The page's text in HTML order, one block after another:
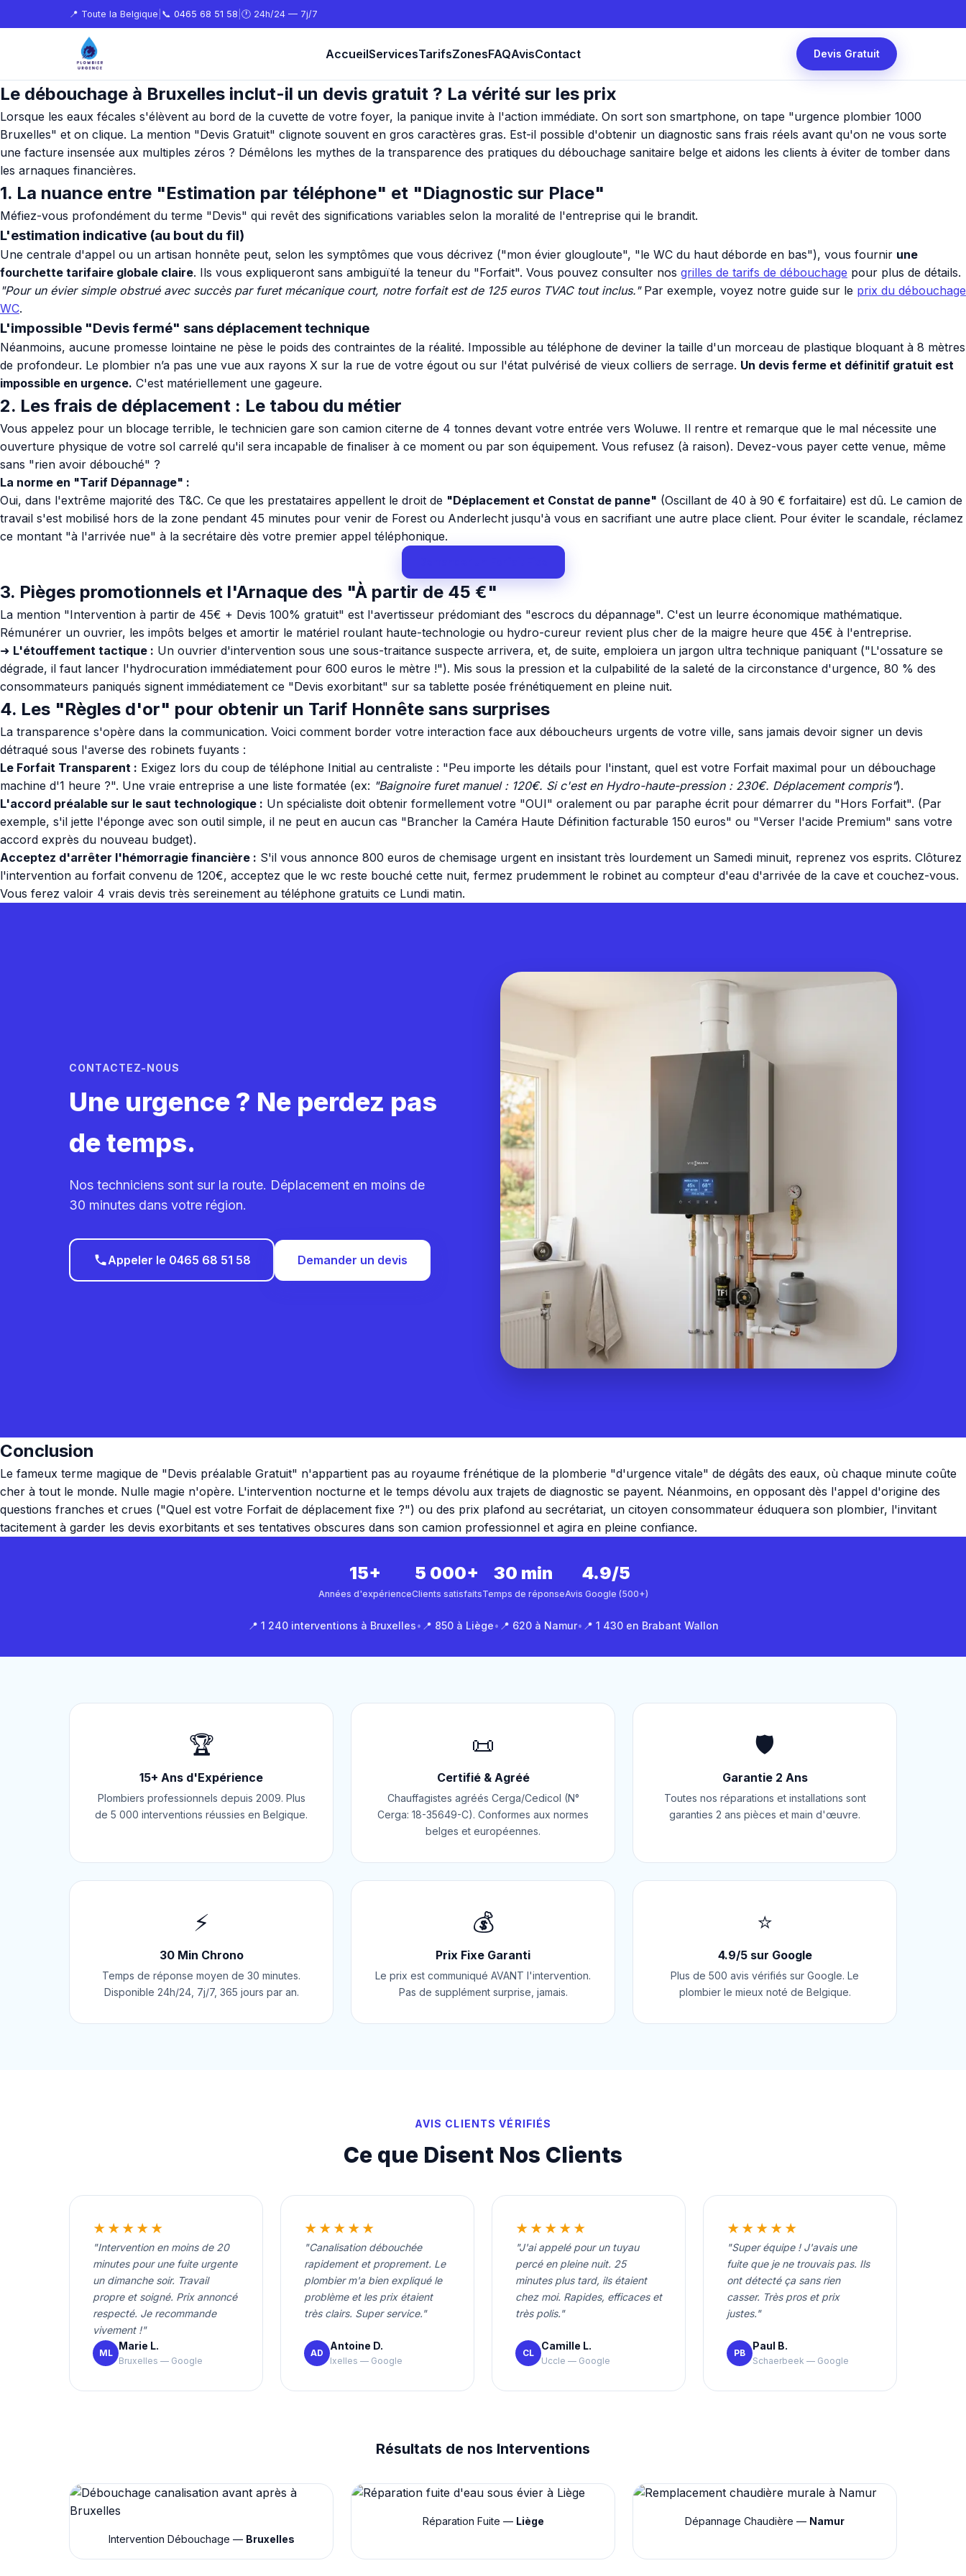
📍 Toute la Belgique 📞 0465 68 51 58 🕐 24h/24 — 7j/7
AccueilServicesTarifsZonesFAQAvisContact Devis Gratuit
Le débouchage à Bruxelles inclut-il un devis gratuit ? La vérité sur les prix
Lorsque les eaux fécales s'élèvent au bord de la cuvette de votre foyer, la panique invite à l'action immédiate. On sort son smartphone, on tape "urgence plombier 1000
Bruxelles" et on clique. La mention "Devis Gratuit" clignote souvent en gros caractères gras. Est-il possible d'obtenir un diagnostic sans frais réels avant qu'on ne vous sorte
une facture insensée aux multiples zéros ? Démêlons les mythes de la transparence des pratiques du débouchage sanitaire belge et aidons les clients à éviter de tomber dans
les arnaques financières.
1. La nuance entre "Estimation par téléphone" et "Diagnostic sur Place"
Méfiez-vous profondément du terme "Devis" qui revêt des significations variables selon la moralité de l'entreprise qui le brandit.
L'estimation indicative (au bout du fil)
Une centrale d'appel ou un artisan honnête peut, selon les symptômes que vous décrivez ("mon évier glougloute", "le WC du haut déborde en bas"), vous fournir une
fourchette tarifaire globale claire. Ils vous expliqueront sans ambiguïté la teneur du "Forfait". Vous pouvez consulter nos grilles de tarifs de débouchage pour plus de détails.
"Pour un évier simple obstrué avec succès par furet mécanique court, notre forfait est de 125 euros TVAC tout inclus."Par exemple, voyez notre guide sur le prix du débouchage
WC.
L'impossible "Devis fermé" sans déplacement technique
Néanmoins, aucune promesse lointaine ne pèse le poids des contraintes de la réalité. Impossible au téléphone de deviner la taille d'un morceau de plastique bloquant à 8 mètres
de profondeur. Le plombier n’a pas une vue aux rayons X sur la rue de votre égout ou sur l'état pulvérisé de vieux colliers de serrage. Un devis ferme et définitif gratuit est
impossible en urgence. C'est matériellement une gageure.
2. Les frais de déplacement : Le tabou du métier
Vous appelez pour un blocage terrible, le technicien gare son camion citerne de 4 tonnes devant votre entrée vers Woluwe. Il rentre et remarque que le mal nécessite une
ouverture physique de votre sol carrelé qu'il sera incapable de finaliser à ce moment ou par son équipement. Vous refusez (à raison). Devez-vous payer cette venue, même
sans "rien avoir débouché" ?
La norme en "Tarif Dépannage" :
Oui, dans l'extrême majorité des T&C. Ce que les prestataires appellent le droit de "Déplacement et Constat de panne" (Oscillant de 40 à 90 € forfaitaire) est dû. Le camion de
travail s'est mobilisé hors de la zone pendant 45 minutes pour venir de Forest ou Anderlecht jusqu'à vous en sacrifiant une autre place client. Pour éviter le scandale, réclamez
ce montant "à l'arrivée nue" à la secrétaire dès votre premier appel téléphonique.
3. Pièges promotionnels et l'Arnaque des "À partir de 45 €"
La mention "Intervention à partir de 45€ + Devis 100% gratuit" est l'avertisseur prédomiant des "escrocs du dépannage". C'est un leurre économique mathématique.
Rémunérer un ouvrier, les impôts belges et amortir le matériel roulant haute-technologie ou hydro-cureur revient plus cher de la maigre heure que 45€ à l'entreprise.
➜ L'étouffement tactique : Un ouvrier d'intervention sous une sous-traitance suspecte arrivera, et, de suite, emploiera un jargon ultra technique paniquant ("L'ossature se
dégrade, il faut lancer l'hydrocuration immédiatement pour 600 euros le mètre !"). Mis sous la pression et la culpabilité de la saleté de la circonstance d'urgence, 80 % des
consommateurs paniqués signent immédiatement ce "Devis exorbitant" sur sa tablette posée frénétiquement en pleine nuit.
4. Les "Règles d'or" pour obtenir un Tarif Honnête sans surprises
La transparence s'opère dans la communication. Voici comment border votre interaction face aux déboucheurs urgents de votre ville, sans jamais devoir signer un devis
détraqué sous l'averse des robinets fuyants :
Le Forfait Transparent : Exigez lors du coup de téléphone Initial au centraliste : "Peu importe les détails pour l'instant, quel est votre Forfait maximal pour un débouchage
machine d'1 heure ?". Une vraie entreprise a une liste formatée (ex: "Baignoire furet manuel : 120€. Si c'est en Hydro-haute-pression : 230€. Déplacement compris").
L'accord préalable sur le saut technologique : Un spécialiste doit obtenir formellement votre "OUI" oralement ou par paraphe écrit pour démarrer du "Hors Forfait". (Par
exemple, s'il jette l'éponge avec son outil simple, il ne peut en aucun cas "Brancher la Caméra Haute Définition facturable 150 euros" ou "Verser l'acide Premium" sans votre
accord exprès du nouveau budget).
Acceptez d'arrêter l'hémorragie financière : S'il vous annonce 800 euros de chemisage urgent en insistant très lourdement un Samedi minuit, reprenez vos esprits. Clôturez
l'intervention au forfait convenu de 120€, acceptez que le wc reste bouché cette nuit, fermez prudemment le robinet au compteur d'eau d'arrivée de la cave et couchez-vous.
Vous ferez valoir 4 vrais devis très sereinement au téléphone gratuits ce Lundi matin.
CONTACTEZ-NOUS
Une urgence ? Ne perdez pas
de temps.
Nos techniciens sont sur la route. Déplacement en moins de
30 minutes dans votre région.
Appeler le 0465 68 51 58 Demander un devis
Conclusion
Le fameux terme magique de "Devis préalable Gratuit" n'appartient pas au royaume frénétique de la plomberie "d'urgence vitale" de dégâts des eaux, où chaque minute coûte
cher à tout le monde. Nulle magie n'opère. L'intervention nocturne et le temps dévolu aux trajets de diagnostic se payent. Néanmoins, en opposant dès l'appel d'origine des
questions franches et crues ("Quel est votre Forfait de déplacement fixe ?") ou des prix plafond au secrétariat, un citoyen consommateur éduquera son plombier, l'invitant
tacitement à garder les devis exorbitants et ses tentatives obscures dans son camion professionnel et agira en pleine confiance.
15+
Années d'expérience
5 000+
Clients satisfaits
30 min
Temps de réponse
4.9/5
Avis Google (500+)
📍 1 240 interventions à Bruxelles• 📍 850 à Liège• 📍 620 à Namur• 📍 1 430 en Brabant Wallon
🏆
15+ Ans d'Expérience
Plombiers professionnels depuis 2009. Plus
de 5 000 interventions réussies en Belgique.
📜
Certifié & Agréé
Chauffagistes agréés Cerga/Cedicol (N°
Cerga: 18-35649-C). Conformes aux normes
belges et européennes.
🛡️
Garantie 2 Ans
Toutes nos réparations et installations sont
garanties 2 ans pièces et main d'œuvre.
⚡
30 Min Chrono
Temps de réponse moyen de 30 minutes.
Disponible 24h/24, 7j/7, 365 jours par an.
💰
Prix Fixe Garanti
Le prix est communiqué AVANT l'intervention.
Pas de supplément surprise, jamais.
⭐
4.9/5 sur Google
Plus de 500 avis vérifiés sur Google. Le
plombier le mieux noté de Belgique.
AVIS CLIENTS VÉRIFIÉS
Ce que Disent Nos Clients
★★★★★
"Intervention en moins de 20
minutes pour une fuite urgente
un dimanche soir. Travail
propre et soigné. Prix annoncé
respecté. Je recommande
vivement !"
ML
Marie L.
Bruxelles — Google
★★★★★
"Canalisation débouchée
rapidement et proprement. Le
plombier m'a bien expliqué le
problème et les prix étaient
très clairs. Super service."
AD
Antoine D.
Ixelles — Google
★★★★★
"J'ai appelé pour un tuyau
percé en pleine nuit. 25
minutes plus tard, ils étaient
chez moi. Rapides, efficaces et
très polis."
CL
Camille L.
Uccle — Google
★★★★★
"Super équipe ! J'avais une
fuite que je ne trouvais pas. Ils
ont détecté ça sans rien
casser. Très pros et prix
justes."
PB
Paul B.
Schaerbeek — Google
Résultats de nos Interventions
Intervention Débouchage — Bruxelles
Réparation Fuite — Liège Dépannage Chaudière — Namur